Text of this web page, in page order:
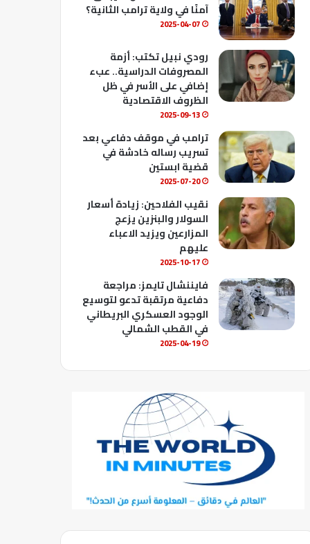
b
e
آمنًا في ولاية ترامب الثانية؟
2025-04-07
رودي نبيل تكتب: أزمة
المصروفات الدراسية.. عبء
إضافي على الأسر في ظل
الظروف الاقتصادية
2025-09-13
ترامب في موقف دفاعي بعد
تسريب رساله خادشة في
قضية ابستين
2025-07-20
نقيب الفلاحين: زيادة أسعار
السولار والبنزين يزعج
المزارعين ويزيد الاعباء
عليهم
2025-10-17
فايننشال تايمز: مراجعة
دفاعية مرتقبة تدعو لتوسيع
الوجود العسكري البريطاني
في القطب الشمالي
2025-04-19